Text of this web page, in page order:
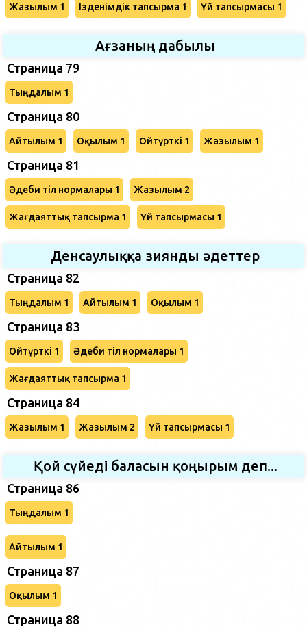
Жазылым 1 Ізденімдік тапсырма 1 Үй тапсырмасы 1
Ағзаның дабылы
Страница 79
Тыңдалым 1
Страница 80
Айтылым 1 Оқылым 1 Ойтүрткі 1 Жазылым 1
Страница 81
Әдеби тіл нормалары 1 Жазылым 2
Жағдаяттық тапсырма 1 Үй тапсырмасы 1
Денсаулыққа зиянды әдеттер
Страница 82
Тыңдалым 1 Айтылым 1 Оқылым 1
Страница 83
Ойтүрткі 1 Әдеби тіл нормалары 1
Жағдаяттық тапсырма 1
Страница 84
Жазылым 1 Жазылым 2 Үй тапсырмасы 1
Қой сүйеді баласын қоңырым деп...
Страница 86
Тыңдалым 1
Айтылым 1
Страница 87
Оқылым 1
Страница 88